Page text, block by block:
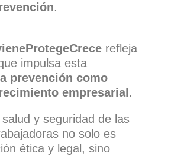
.
refleja
impulsa esta
la prevención como
empresarial .
y seguridad de las
no solo es
ética y legal, sino